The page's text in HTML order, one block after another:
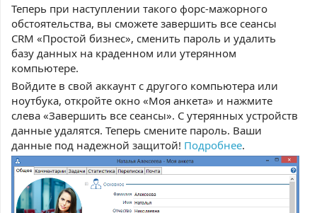
Теперь при наступлении такого форс-мажорного
обстоятельства, вы сможете завершить все сеансы
CRM «Простой бизнес», сменить пароль и удалить
базу данных на краденном или утерянном
компьютере.
Войдите в свой аккаунт с другого компьютера или
ноутбука, откройте окно «Моя анкета» и нажмите
слева «Завершить все сеансы». С утерянных устройств
данные удалятся. Теперь смените пароль. Ваши
данные под надежной защитой! Подробнее.